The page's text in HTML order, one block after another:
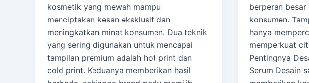
kosmetik yang mewah mampu
menciptakan kesan eksklusif dan
meningkatkan minat konsumen. Dua teknik
yang sering digunakan untuk mencapai
tampilan premium adalah hot print dan
cold print. Keduanya memberikan hasil
berperan
konsumen.
hanya
memperkuat
Pentingnya
Serum Desain